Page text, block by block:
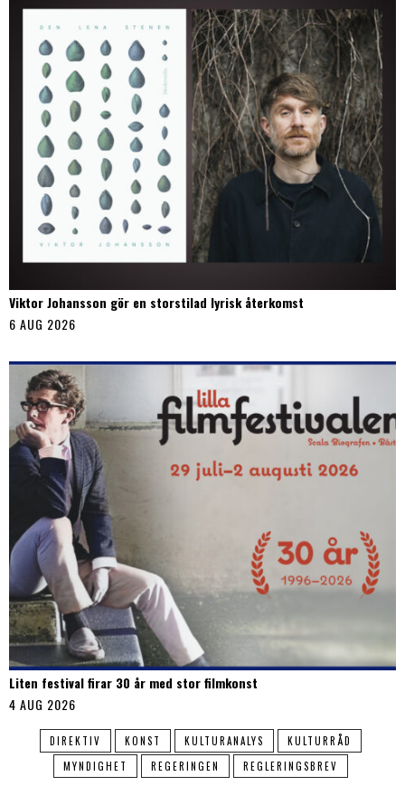
Viktor Johansson gör en storstilad lyrisk återkomst
6 AUG 2026
Liten festival firar 30 år med stor filmkonst
4 AUG 2026
DIREKTIV KONST KULTURANALYS
KULTURRÅD
MYNDIGHET
REGERINGEN REGLERINGSBREV